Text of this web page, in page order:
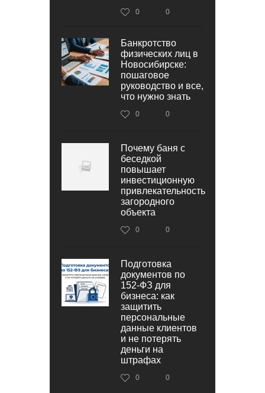
0 0
Банкротство
физических лиц в
Новосибирске:
пошаговое
руководство и все,
что нужно знать
0 0
Почему баня с
беседкой
повышает
инвестиционную
привлекательность
загородного
объекта
0 0
Подготовка
документов по
152‑ФЗ для
бизнеса: как
защитить
персональные
данные клиентов
и не потерять
деньги на
штрафах
0 0